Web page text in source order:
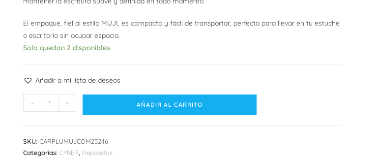
web
El empaque, fiel al estilo MUJI, es compacto y fácil de transportar, perfecto para llevar en tu estuche
o escritorio sin ocupar espacio.
Solo quedan 2 disponibles
Añadir a mi lista de deseos
Cartuchos
Pluma
cantidad
- + AÑADIR AL CARRITO
SKU: CARPLUMUJCOM25246
Categorías: CYBER, Repuestos